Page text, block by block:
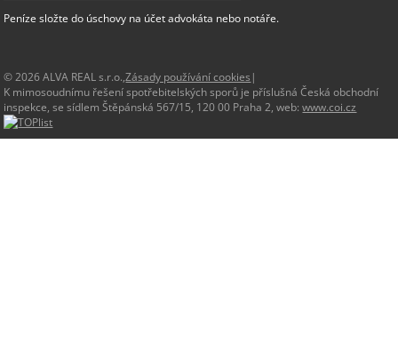
Peníze složte do úschovy na účet advokáta nebo notáře.
© 2026 ALVA REAL s.r.o.,Zásady používání cookies |
K mimosoudnímu řešení spotřebitelských sporů je příslušná Česká obchodní
inspekce, se sídlem Štěpánská 567/15, 120 00 Praha 2, web:www.coi.cz